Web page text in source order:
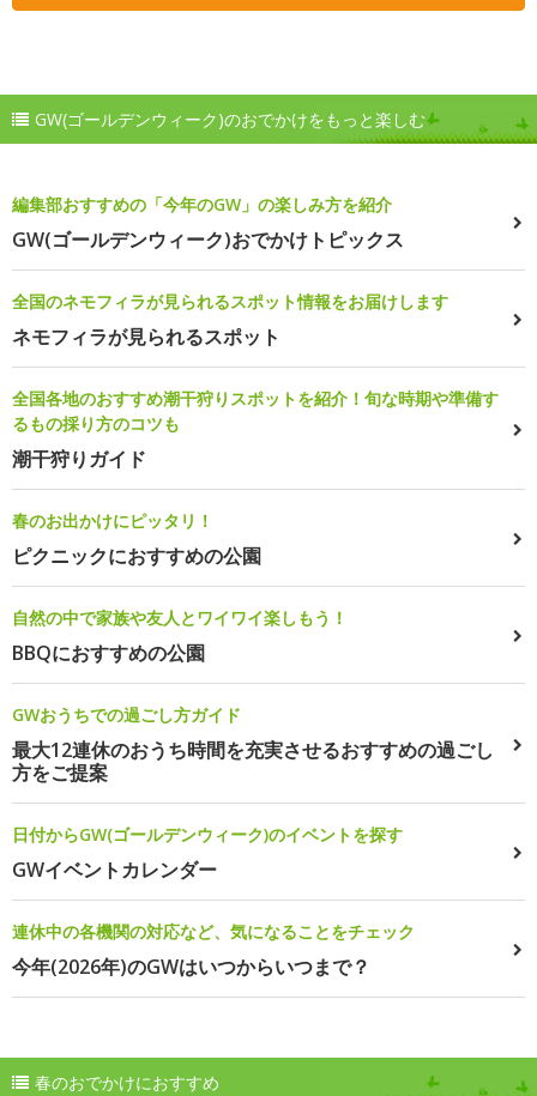
GW(ゴールデンウィーク)のおでかけをもっと楽しむ
編集部おすすめの「今年のGW」の楽しみ方を紹介
GW(ゴールデンウィーク)おでかけトピックス
全国のネモフィラが見られるスポット情報をお届けします
ネモフィラが見られるスポット
全国各地のおすすめ潮干狩りスポットを紹介！旬な時期や準備す
るもの採り方のコツも
潮干狩りガイド
春のお出かけにピッタリ！
ピクニックにおすすめの公園
自然の中で家族や友人とワイワイ楽しもう！
BBQにおすすめの公園
GWおうちでの過ごし方ガイド
最大12連休のおうち時間を充実させるおすすめの過ごし
方をご提案
日付からGW(ゴールデンウィーク)のイベントを探す
GWイベントカレンダー
連休中の各機関の対応など、気になることをチェック
今年(2026年)のGWはいつからいつまで？
春のおでかけにおすすめ